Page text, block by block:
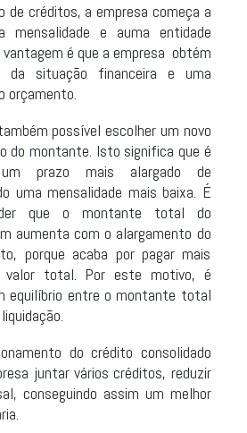
de créditos, a empresa começa a
mensalidade e auma entidade
vantagem é que a empresa obtém
da situação financeira e uma
orçamento.
possível escolher um novo
do montante. Isto significa que é
prazo mais alargado de
uma mensalidade mais baixa. É
que o montante total do
aumenta com o alargamento do
porque acaba por pagar mais
valor total. Por este motivo, é
equilíbrio entre o montante total
do crédito consolidado
juntar vários créditos, reduzir
conseguindo assim um melhor